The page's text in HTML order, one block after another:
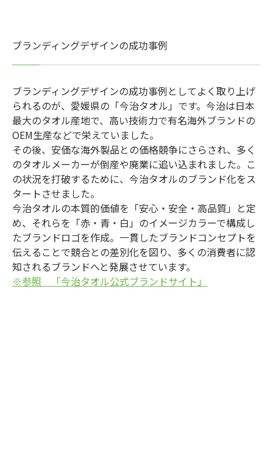
ブランディングデザインの成功事例
ブランディングデザインの成功事例としてよく取り上げ
られるのが、愛媛県の「今治タオル」です。今治は日本
最大のタオル産地で、高い技術力で有名海外ブランドの
OEM生産などで栄えていました。
その後、安価な海外製品との価格競争にさらされ、多く
のタオルメーカーが倒産や廃業に追い込まれました。こ
の状況を打破するために、今治タオルのブランド化をス
タートさせました。
今治タオルの本質的価値を「安心・安全・高品質」と定
め、それらを「赤・青・白」のイメージカラーで構成し
たブランドロゴを作成。一貫したブランドコンセプトを
伝えることで競合との差別化を図り、多くの消費者に認
知されるブランドへと発展させています。
※参照 「今治タオル公式ブランドサイト」